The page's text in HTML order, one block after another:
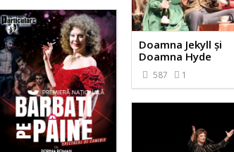
Doamna Jekyll și
Doamna Hyde
587 1